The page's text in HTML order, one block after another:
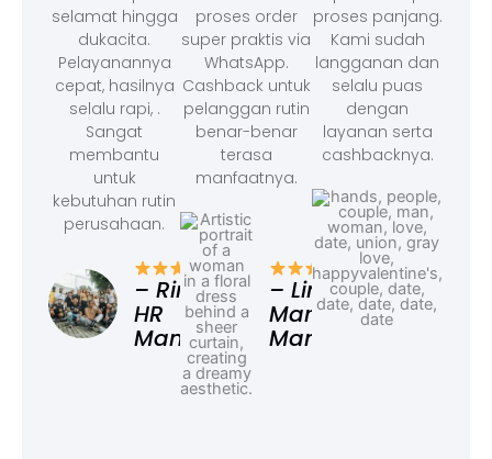
selamat hingga
dukacita.
Pelayanannya
cepat, hasilnya
selalu rapi, .
Sangat
membantu
untuk
kebutuhan rutin
perusahaan.
– Rina,
HR
Manager
proses order
super praktis via
WhatsApp.
Cashback untuk
pelanggan rutin
benar-benar
terasa
manfaatnya.
– Linda,
Marketing
Manager
proses panjang.
Kami sudah
langganan dan
selalu puas
dengan
layanan serta
cashbacknya.